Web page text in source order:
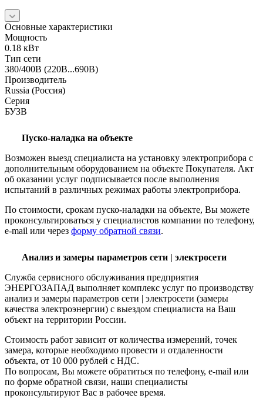
Основные характеристики
Мощность
0.18 кВт
Тип сети
380/400В (220В...690В)
Производитель
Russia (Россия)
Серия
БУЗВ
Пуско-наладка на объекте
Возможен выезд специалиста на установку электроприбора с
дополнительным оборудованием на объекте Покупателя. Акт
об оказании услуг подписывается после выполнения
испытаний в различных режимах работы электроприбора.
По стоимости, срокам пуско-наладки на объекте, Вы можете
проконсультироваться у специалистов компании по телефону,
e-mail или через форму обратной связи.
Анализ и замеры параметров сети | электросети
Служба сервисного обслуживания предприятия
ЭНЕРГОЗАПАД выполняет комплекс услуг по производству
анализ и замеры параметров сети | электросети (замеры
качества электроэнергии) с выездом специалиста на Ваш
объект на территории России.
Стоимость работ зависит от количества измерений, точек
замера, которые необходимо провести и отдаленности
объекта, от 10 000 рублей с НДС.
По вопросам, Вы можете обратиться по телефону, e-mail или
по форме обратной связи, наши специалисты
проконсультируют Вас в рабочее время.